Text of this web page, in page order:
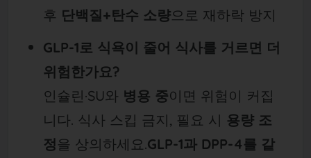
후 단백질+탄수 소량으로 재하락 방지
GLP-1로 식욕이 줄어 식사를 거르면 더
위험한가요?
인슐린·SU와 병용 중이면 위험이 커집
니다. 식사 스킵 금지, 필요 시 용량 조
정을 상의하세요.GLP-1과 DPP-4를 같